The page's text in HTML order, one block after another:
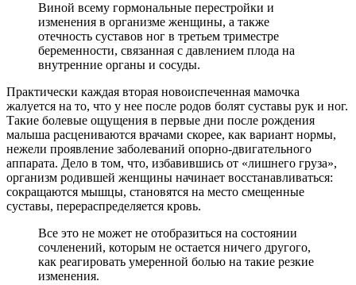
Виной всему гормональные перестройки и
изменения в организме женщины, а также
отечность суставов ног в третьем триместре
беременности, связанная с давлением плода на
внутренние органы и сосуды.
Практически каждая вторая новоиспеченная мамочка
жалуется на то, что у нее после родов болят суставы рук и ног.
Такие болевые ощущения в первые дни после рождения
малыша расцениваются врачами скорее, как вариант нормы,
нежели проявление заболеваний опорно-двигательного
аппарата. Дело в том, что, избавившись от «лишнего груза»,
организм родившей женщины начинает восстанавливаться:
сокращаются мышцы, становятся на место смещенные
суставы, перераспределяется кровь.
Все это не может не отобразиться на состоянии
сочленений, которым не остается ничего другого,
как реагировать умеренной болью на такие резкие
изменения.